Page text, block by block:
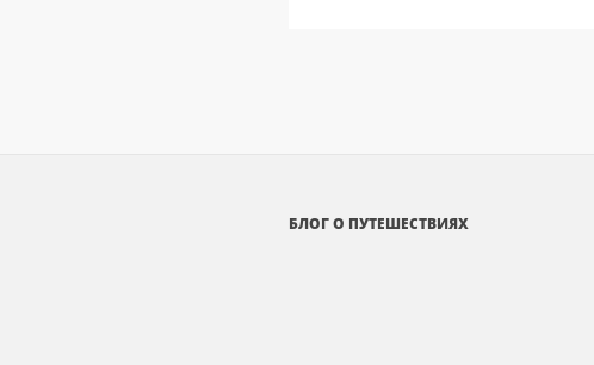
БЛОГ О ПУТЕШЕСТВИЯХ